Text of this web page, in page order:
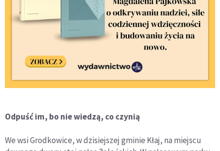
Odpuść im, bo nie wiedzą, co czynią
We wsi Grodkowice, w dzisiejszej gminie Kłaj, na miejscu